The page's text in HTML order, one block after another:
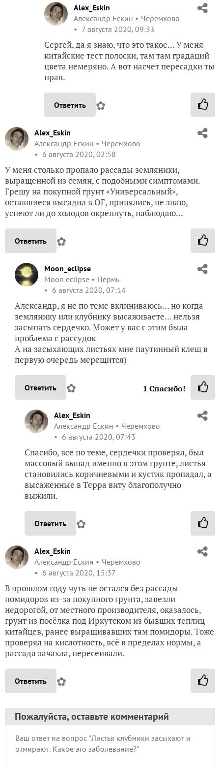
Alex_Eskin
Александр Ескин
Черемхово
7 августа 2020, 09:33
Сергей, да я знаю, что это такое… У меня
китайские тест полоски, там там градаций
цвета немеряно. А вот насчет пересадки ты
прав.
Ответить ✿
Alex_Eskin
Александр Ескин
Черемхово
6 августа 2020, 02:58
У меня столько пропало рассады земляники,
выращенной из семян, с подобными симптомами.
Грешу на покупной грунт «Универсальный»,
оставшиеся высадил в ОГ, принялись, не знаю,
успеют ли до холодов окрепнуть, наблюдаю…
Ответить ✿
Moon_eclipse
Moon eclipse
Пермь
6 августа 2020, 07:14
Александр, я не по теме вклиниваюсь… но когда
землянику или клубнику высаживаете… нельзя
засыпать сердечко. Может у вас с этим была
проблема с рассудок
А на засыхающих листьях мне паутинный клещ в
первую очередь мерещится)
Ответить ✿ 1 Спасибо!
Alex_Eskin
Александр Ескин
Черемхово
6 августа 2020, 07:43
Спасибо, все по теме, сердечки проверял, был
массовый выпад именно в этом грунте, листья
становились коричневыми и кустик пропадал, а
высаженные в Терра виту благополучно
выжили.
Ответить ✿
Alex_Eskin
Александр Ескин
Черемхово
6 августа 2020, 15:37
В прошлом году чуть не остался без рассады
помидоров из-за покупного грунта, завезли
недорогой, от местного производителя, оказалось,
грунт из посёлка под Иркутском из бывших теплиц
китайцев, ранее выращивавших там помидоры. Тоже
проверял на кислотность, всё в пределах нормы, а
рассада зачахла, пересеивали.
Ответить ✿
Пожалуйста, оставьте комментарий